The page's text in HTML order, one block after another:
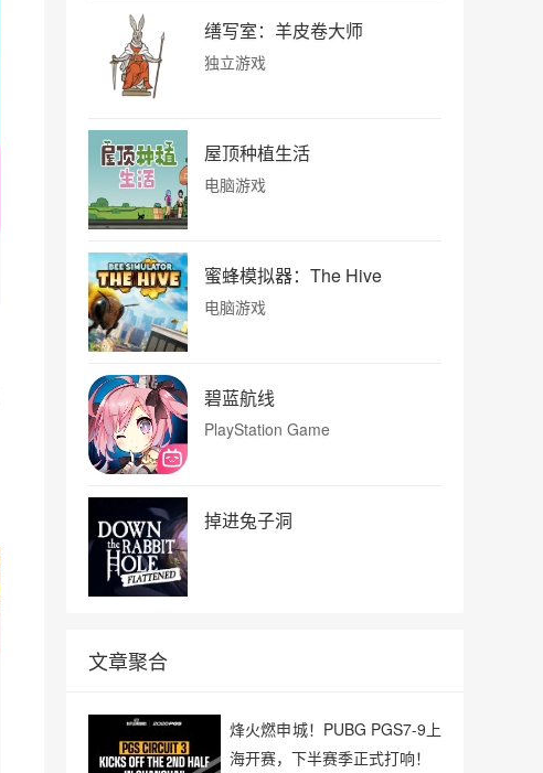
缮写室：羊皮卷大师
独立游戏
屋顶种植生活
电脑游戏
蜜蜂模拟器：The Hive
电脑游戏
碧蓝航线
PlayStation Game
掉进兔子洞
文章聚合
烽火燃申城！PUBG PGS7-9上
海开赛，下半赛季正式打响！